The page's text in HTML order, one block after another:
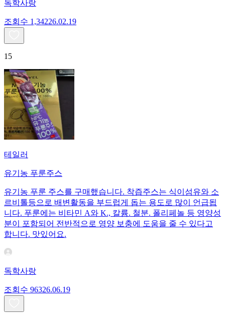
독학사랑
조회수 1,34226.02.19
15
테일러
유기농 푸룬주스
유기농 푸룬 주스를 구매했습니다. 착즙주스는 식이섬유와 소
르비톨등으로 배변활동을 부드럽게 돕는 용도로 많이 언급됩
니다. 푸룬에는 비타민 A와 K., 칼륨. 철분. 폴리페놀 등 영양성
분이 포함되어 전반적으로 영양 보충에 도움을 줄 수 있다고
합니다. 맛있어요.
독학사랑
조회수 96326.06.19